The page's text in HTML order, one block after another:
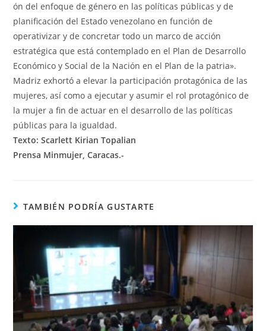
ón del enfoque de género en las políticas públicas y de
planificación del Estado venezolano en función de
operativizar y de concretar todo un marco de acción
estratégica que está contemplado en el Plan de Desarrollo
Económico y Social de la Nación en el Plan de la patria».
Madriz exhortó a elevar la participación protagónica de las
mujeres, así como a ejecutar y asumir el rol protagónico de
la mujer a fin de actuar en el desarrollo de las políticas
públicas para la igualdad.
Texto: Scarlett Kirian Topalian
Prensa Minmujer, Caracas.-
TAMBIÉN PODRÍA GUSTARTE